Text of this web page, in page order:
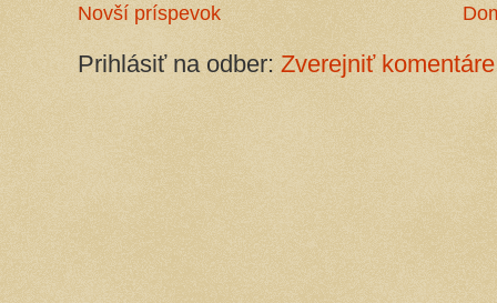
Novší príspevok
Prihlásiť na odber: Zverejniť